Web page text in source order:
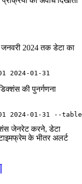
2024 तक डेटा का
2024
की पुनर्गणना
2024-01-31 --
जेनरेट करने, डेटा
के भीतर अलर्ट